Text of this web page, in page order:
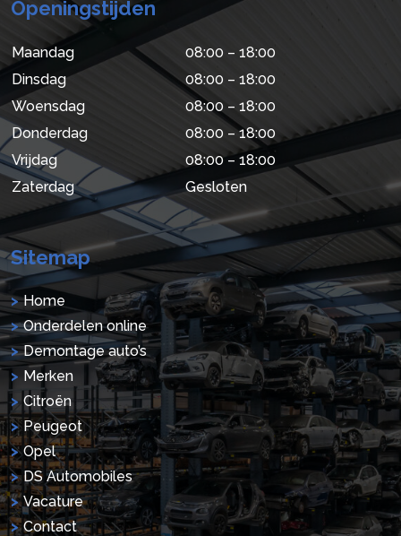
Openingstijden
Maandag
08:00 – 18:00
Dinsdag
08:00 – 18:00
Woensdag
08:00 – 18:00
Donderdag
08:00 – 18:00
Vrijdag
08:00 – 18:00
Zaterdag
Gesloten
Sitemap
Home
Onderdelen online
Demontage auto’s
Merken
Citroën
Peugeot
Opel
DS Automobiles
Vacature
Contact